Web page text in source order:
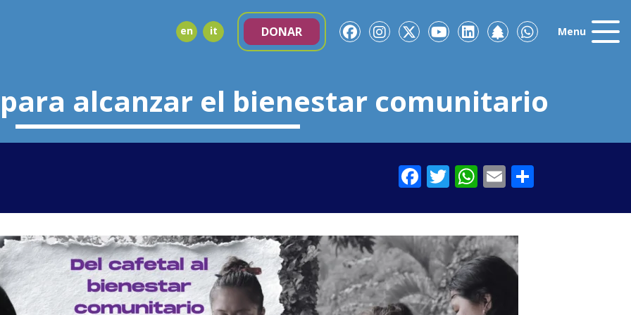
en it DONAR Menu
alcanzar el bienestar comunitario
Facebook
Twitter
WhatsApp
Email